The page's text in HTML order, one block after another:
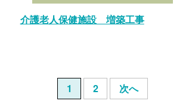
介護老人保健施設 増築工事
1 2 次へ